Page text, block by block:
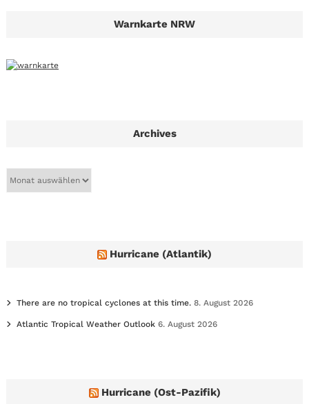
Warnkarte NRW
Archives
Hurricane (Atlantik)
There are no tropical cyclones at this time. 8. August 2026
Atlantic Tropical Weather Outlook 6. August 2026
Hurricane (Ost-Pazifik)